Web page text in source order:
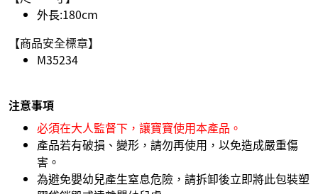
外長:180cm
【商品安全標章】
M35234
注意事項
必須在大人監督下，讓寶寶使用本產品。
產品若有破損、變形，請勿再使用，以免造成嚴重傷
害。
為避免嬰幼兒產生窒息危險，請拆卸後立即將此包裝塑